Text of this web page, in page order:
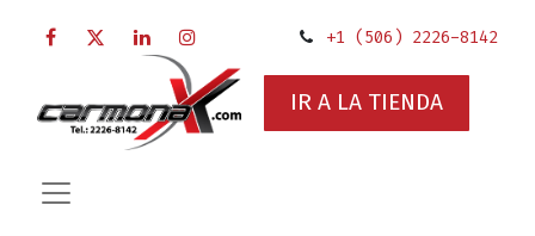
+1 (506) 2226-8142
IR A LA TIENDA